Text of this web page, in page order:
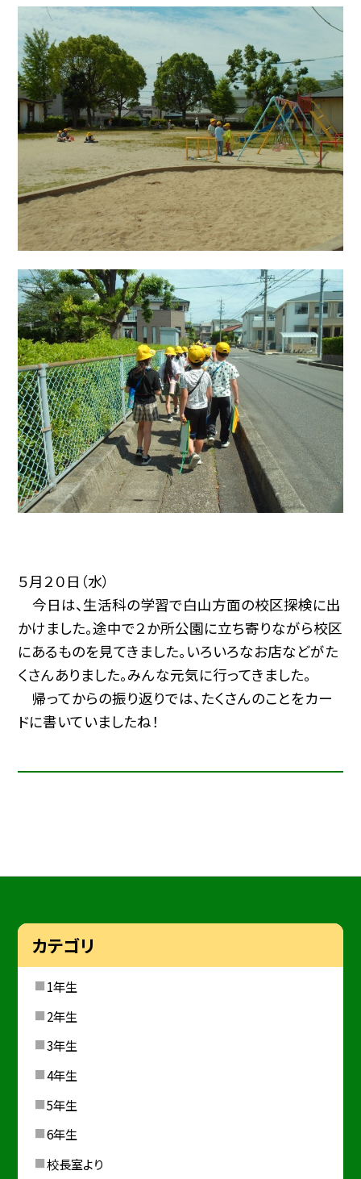
５月２０日（水）
今日は、生活科の学習で白山方面の校区探検に出
かけました。途中で２か所公園に立ち寄りながら校区
にあるものを見てきました。いろいろなお店などがた
くさんありました。みんな元気に行ってきました。
帰ってからの振り返りでは、たくさんのことをカー
ドに書いていましたね！
カテゴリ
1年生
2年生
3年生
4年生
5年生
6年生
校長室より